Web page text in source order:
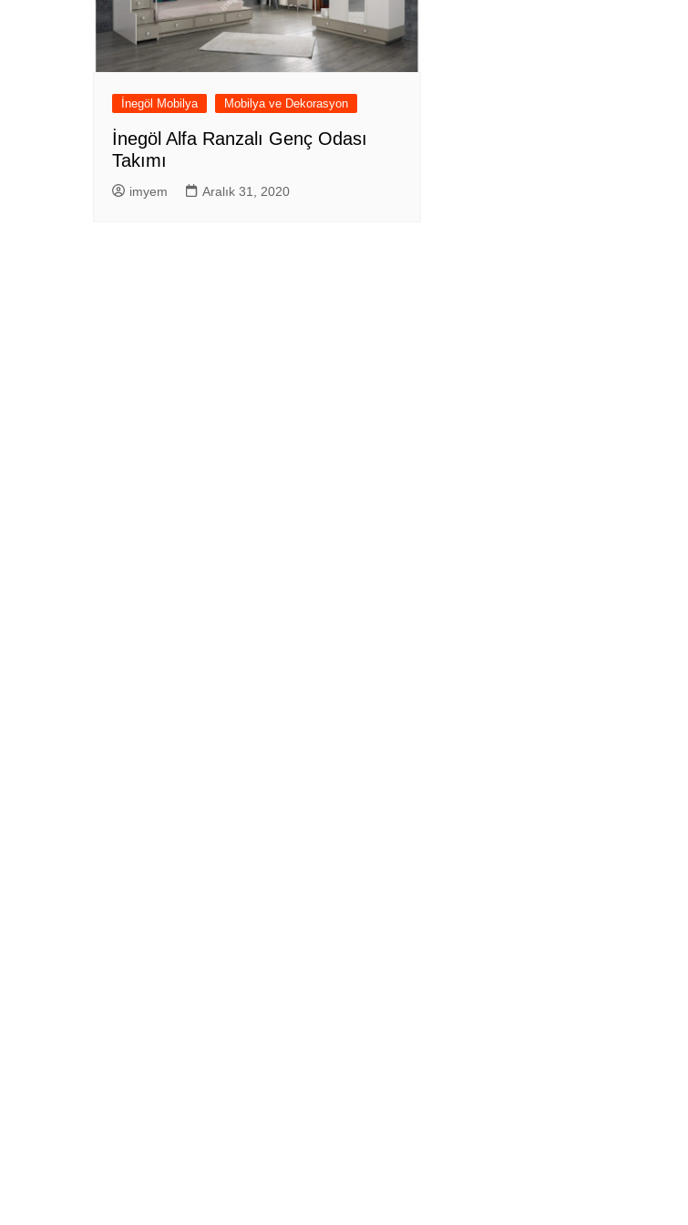
İnegöl Mobilya Mobilya ve Dekorasyon
İnegöl Alfa Ranzalı Genç Odası
Takımı
imyem Aralık 31, 2020